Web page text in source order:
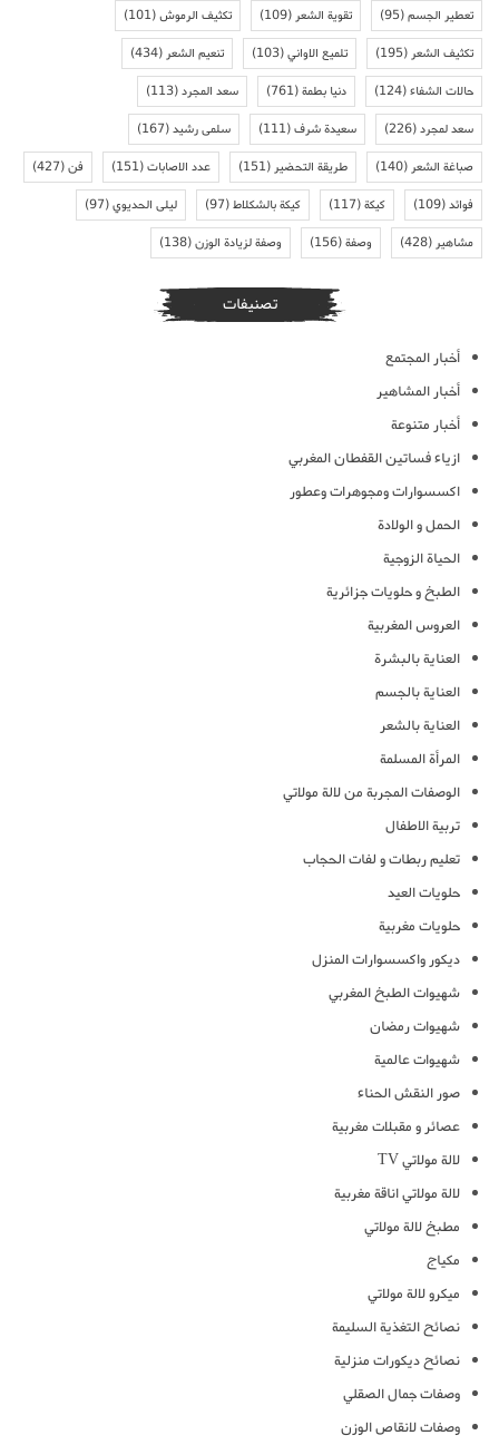
تعطير الجسم(95) تقوية الشعر(109) تكثيف الرموش(101)
تكثيف الشعر(195) تلميع الاواني(103) تنعيم الشعر(434)
حالات الشفاء(124) دنيا بطمة(761) سعد المجرد(113)
سعد لمجرد(226) سعيدة شرف(111) سلمى رشيد(167)
صباغة الشعر(140) طريقة التحضير(151) عدد الاصابات(151) فن(427)
فوائد(109) كيكة(117) كيكة بالشكلاط(97) ليلى الحديوي(97)
مشاهير(428) وصفة(156) وصفة لزيادة الوزن(138)
تصنيفات
أخبار المجتمع
أخبار المشاهير
أخبار متنوعة
ازياء فساتين القفطان المغربي
اكسسوارات ومجوهرات وعطور
الحمل و الولادة
الحياة الزوجية
الطبخ و حلويات جزائرية
العروس المغربية
العناية بالبشرة
العناية بالجسم
العناية بالشعر
المرأة المسلمة
الوصفات المجربة من لالة مولاتي
تربية الاطفال
تعليم ربطات و لفات الحجاب
حلويات العيد
حلويات مغربية
ديكور واكسسوارات المنزل
شهيوات الطبخ المغربي
شهيوات رمضان
شهيوات عالمية
صور النقش الحناء
عصائر و مقبلات مغربية
لالة مولاتي TV
لالة مولاتي اناقة مغربية
مطبخ لالة مولاتي
مكياج
ميكرو لالة مولاتي
نصائح التغذية السليمة
نصائح ديكورات منزلية
وصفات جمال الصقلي
وصفات لانقاص الوزن